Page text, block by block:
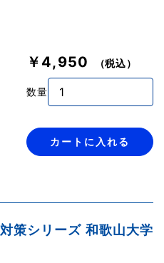
￥4,950 （税込）
数量
カートに入れる
策シリーズ 和歌山大学